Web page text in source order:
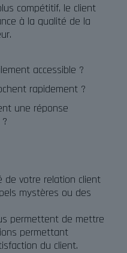
compétitif, le client
à la qualité de la
accessible ?
rapidement ?
une réponse
de votre relation client
mystères ou des
permettent de mettre
permettant
du client.